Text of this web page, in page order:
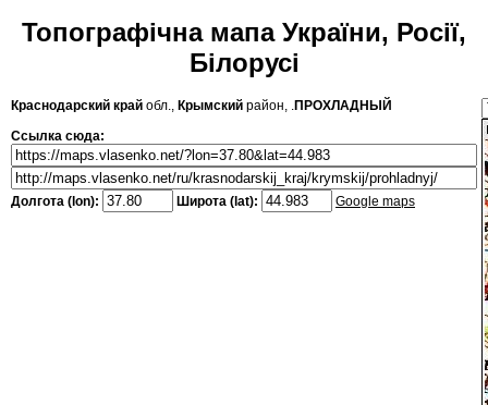
Топографічна мапа України, Росії,
Білорусі
Краснодарский край обл., Крымский район, .ПРОХЛАДНЫЙ
Ссылка сюда:
Долгота (lon): Широта (lat): Google maps